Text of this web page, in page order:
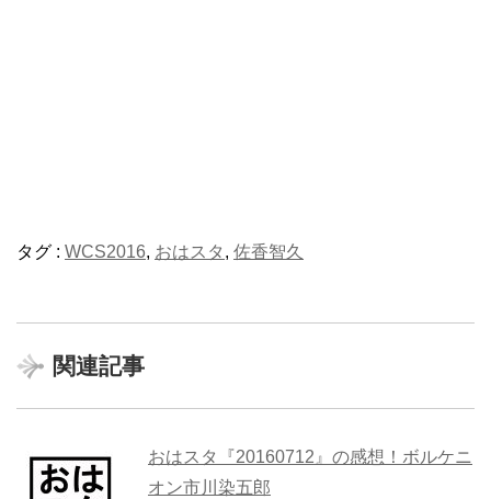
タグ : WCS2016, おはスタ , 佐香智久
関連記事
おはスタ『20160712』の感想！ボルケニ
オン市川染五郎